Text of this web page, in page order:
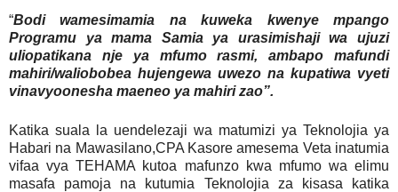
“Bodi wamesimamia na kuweka kwenye mpango
Programu ya mama Samia ya urasimishaji wa ujuzi
uliopatikana nje ya mfumo rasmi, ambapo mafundi
mahiri/waliobobea hujengewa uwezo na kupatiwa vyeti
vinavyoonesha maeneo ya mahiri zao”.
Katika suala la uendelezaji wa matumizi ya Teknolojia ya
Habari na Mawasilano,CPA Kasore amesema Veta inatumia
vifaa vya TEHAMA kutoa mafunzo kwa mfumo wa elimu
masafa pamoja na kutumia Teknolojia za kisasa katika